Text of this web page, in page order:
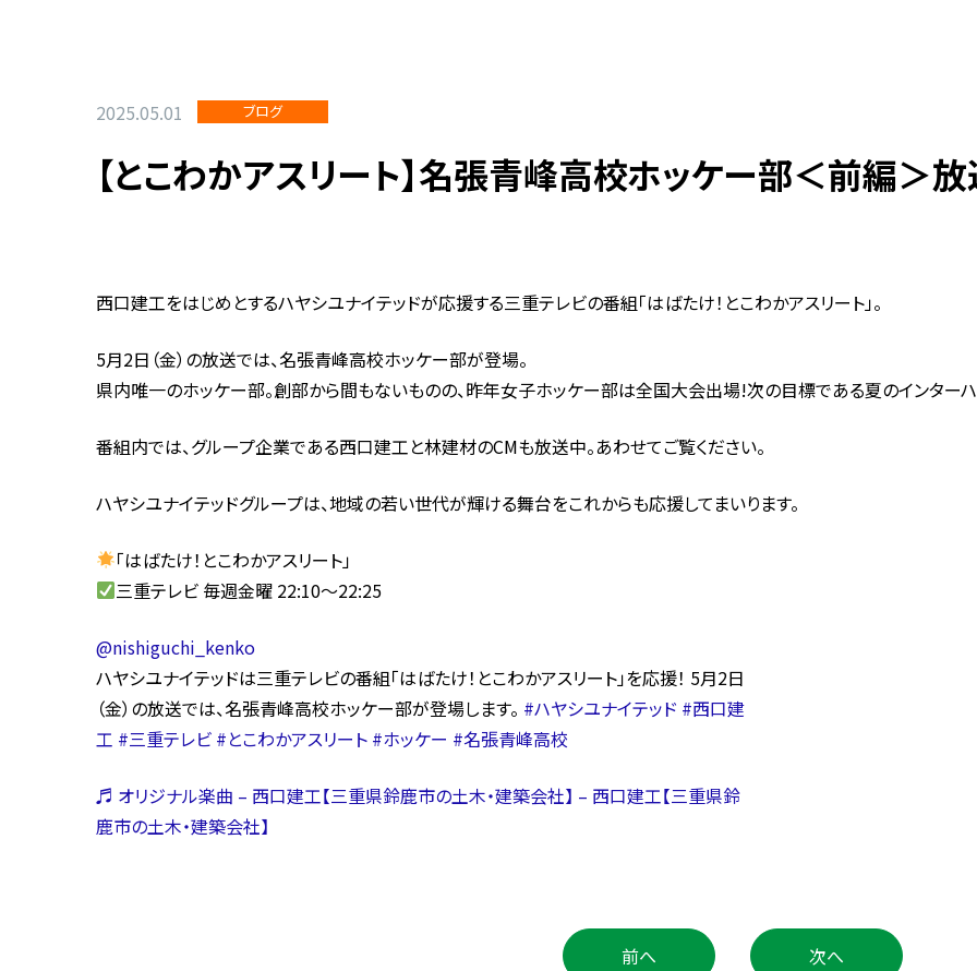
2025.05.01 ブログ
【とこわかアスリート】名張青峰高校ホッケー部＜前編＞放
西口建工をはじめとするハヤシユナイテッドが応援する三重テレビの番組「はばたけ！とこわかアスリート」。
5月2日（金）の放送では、名張青峰高校ホッケー部が登場。
県内唯一のホッケー部。創部から間もないものの、昨年女子ホッケー部は全国大会出場!次の目標である夏のインター
番組内では、グループ企業である西口建工と林建材のCMも放送中。あわせてご覧ください。
ハヤシユナイテッドグループは、地域の若い世代が輝ける舞台をこれからも応援してまいります。
「はばたけ！とこわかアスリート」
三重テレビ 毎週金曜 22:10～22:25
@nishiguchi_kenko
ハヤシユナイテッドは三重テレビの番組「はばたけ！とこわかアスリート」を応援！ 5月2日
（金）の放送では、名張青峰高校ホッケー部が登場します。 #ハヤシユナイテッド #西口建
工 #三重テレビ #とこわかアスリート #ホッケー #名張青峰高校
♬ オリジナル楽曲 – 西口建工【三重県鈴鹿市の土木・建築会社】 – 西口建工【三重県鈴
鹿市の土木・建築会社】
前へ 次へ